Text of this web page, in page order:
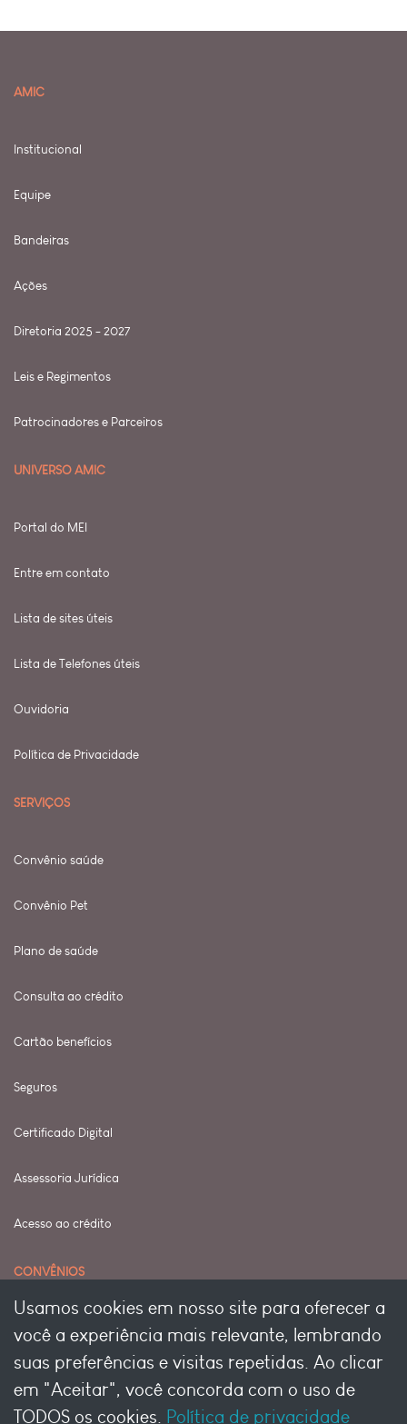
AMIC
Institucional
Equipe
Bandeiras
Ações
Diretoria 2025 - 2027
Leis e Regimentos
Patrocinadores e Parceiros
UNIVERSO AMIC
Portal do MEI
Entre em contato
Lista de sites úteis
Lista de Telefones úteis
Ouvidoria
Política de Privacidade
SERVIÇOS
Convênio saúde
Convênio Pet
Plano de saúde
Consulta ao crédito
Cartão benefícios
Seguros
Certificado Digital
Assessoria Jurídica
Acesso ao crédito
CONVÊNIOS
Seja um conveniado
Seja um conveniado Pet
Usamos cookies em nosso site para oferecer a
você a experiência mais relevante, lembrando
suas preferências e visitas repetidas. Ao clicar
em "Aceitar", você concorda com o uso de
TODOS os cookies. Política de privacidade